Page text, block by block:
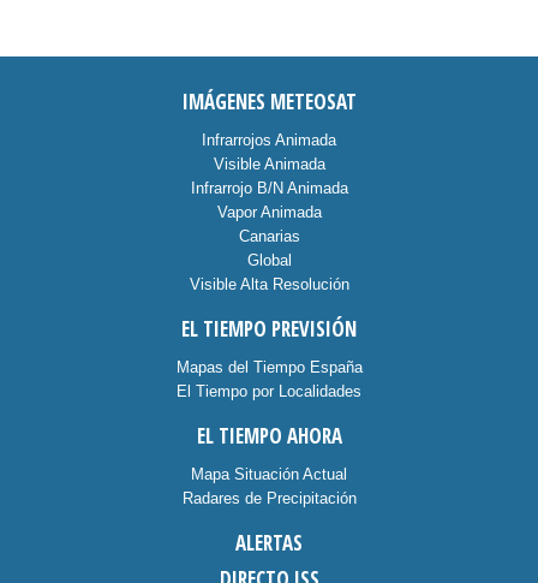
IMÁGENES METEOSAT
Infrarrojos Animada
Visible Animada
Infrarrojo B/N Animada
Vapor Animada
Canarias
Global
Visible Alta Resolución
EL TIEMPO PREVISIÓN
Mapas del Tiempo España
El Tiempo por Localidades
EL TIEMPO AHORA
Mapa Situación Actual
Radares de Precipitación
ALERTAS